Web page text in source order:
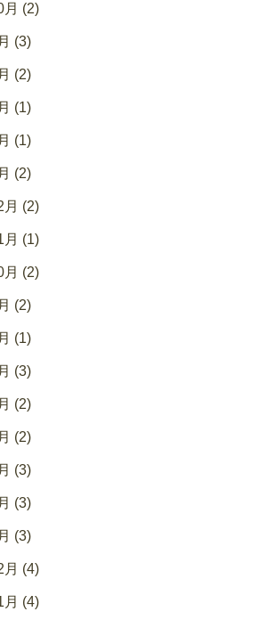
月 (2)
(3)
(2)
(1)
(1)
(2)
月 (2)
月 (1)
月 (2)
(2)
(1)
(3)
(2)
(2)
(3)
(3)
(3)
月 (4)
月 (4)